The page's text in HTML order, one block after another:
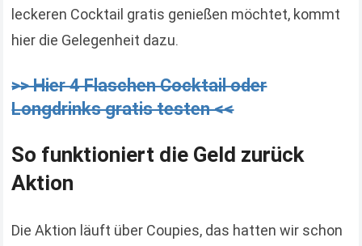
leckeren Cocktail gratis genießen möchtet, kommt
hier die Gelegenheit dazu.
>> Hier 4 Flaschen Cocktail oder
Longdrinks gratis testen <<
So funktioniert die Geld zurück
Aktion
Die Aktion läuft über Coupies, das hatten wir schon